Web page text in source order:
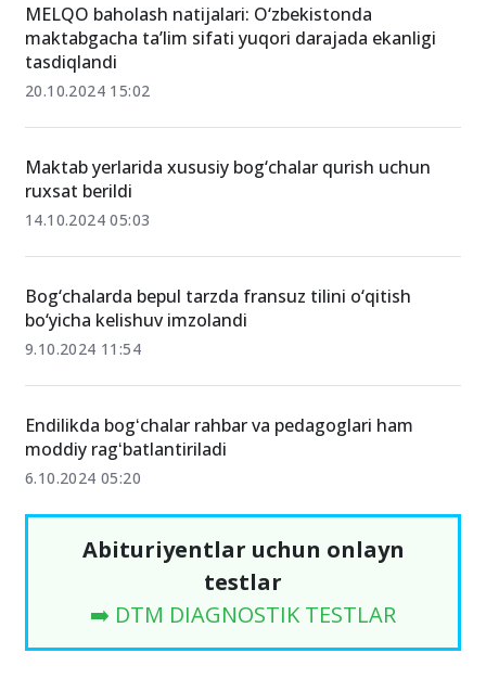
MELQO baholash natijalari: O‘zbekistonda
maktabgacha ta’lim sifati yuqori darajada ekanligi
tasdiqlandi
20.10.2024 15:02
Maktab yerlarida xususiy bog‘chalar qurish uchun
ruxsat berildi
14.10.2024 05:03
Bog‘chalarda bepul tarzda fransuz tilini o‘qitish
bo‘yicha kelishuv imzolandi
9.10.2024 11:54
Endilikda bogʻchalar rahbar va pedagoglari ham
moddiy ragʻbatlantiriladi
6.10.2024 05:20
Abituriyentlar uchun onlayn
testlar
➡️ DTM DIAGNOSTIK TESTLAR